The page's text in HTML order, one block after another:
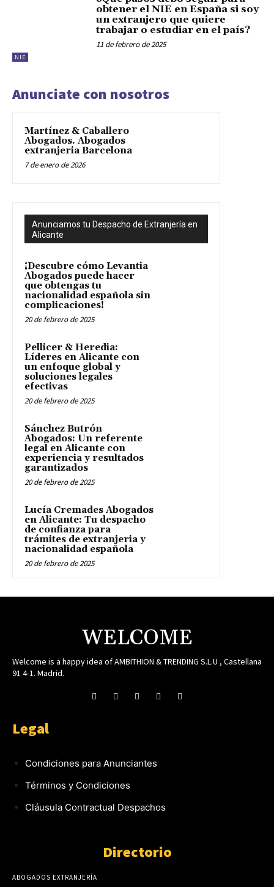
NIE
obtener el NIE en España si soy
un extranjero que quiere
trabajar o estudiar en el país?
11 de febrero de 2025
Anunciate con nosotros
Martínez & Caballero
Abogados. Abogados
extranjeria Barcelona
7 de enero de 2026
Anunciamos tu Despacho de Extranjería en
Alicante
¡Descubre cómo Levantia
Abogados puede hacer
que obtengas tu
nacionalidad española sin
complicaciones!
20 de febrero de 2025
Pellicer & Heredia:
Líderes en Alicante con
un enfoque global y
soluciones legales
efectivas
20 de febrero de 2025
Sánchez Butrón
Abogados: Un referente
legal en Alicante con
experiencia y resultados
garantizados
20 de febrero de 2025
Lucía Cremades Abogados
en Alicante: Tu despacho
de confianza para
trámites de extranjeria y
nacionalidad española
20 de febrero de 2025
WELCOME
Welcome is a happy idea of AMBITHION & TRENDING S.L.U , Castellana
91 4-1. Madrid.
Legal
Condiciones para Anunciantes
Términos y Condiciones
Cláusula Contractual Despachos
Directorio
ABOGADOS EXTRANJERÍA